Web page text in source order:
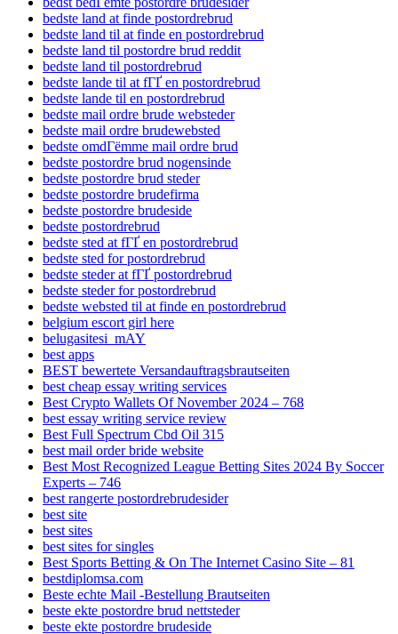
bedste land at finde postordrebrud
bedste land til at finde en postordrebrud
bedste land til postordre brud reddit
bedste land til postordrebrud
bedste lande til at fГҐ en postordrebrud
bedste lande til en postordrebrud
bedste mail ordre brude websteder
bedste mail ordre brudewebsted
bedste omdГёmme mail ordre brud
bedste postordre brud nogensinde
bedste postordre brud steder
bedste postordre brudefirma
bedste postordre brudeside
bedste postordrebrud
bedste sted at fГҐ en postordrebrud
bedste sted for postordrebrud
bedste steder at fГҐ postordrebrud
bedste steder for postordrebrud
bedste websted til at finde en postordrebrud
belgium escort girl here
belugasitesi_mAY
best apps
BEST bewertete Versandauftragsbrautseiten
best cheap essay writing services
Best Crypto Wallets Of November 2024 – 768
best essay writing service review
Best Full Spectrum Cbd Oil 315
best mail order bride website
Best Most Recognized League Betting Sites 2024 By Soccer
Experts – 746
best rangerte postordrebrudesider
best site
best sites
best sites for singles
Best Sports Betting & On The Internet Casino Site – 81
bestdiplomsa.com
Beste echte Mail -Bestellung Brautseiten
beste ekte postordre brud nettsteder
beste ekte postordre brudeside